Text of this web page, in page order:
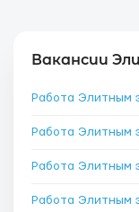
Вакансии
Работа Элитным
Работа Элитным
Работа Элитным
Работа Элитным